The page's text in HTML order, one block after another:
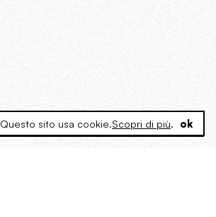
Questo sito usa cookie.Scopri di più. ok